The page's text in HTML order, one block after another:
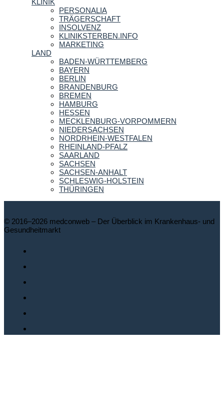
KLINIK
PERSONALIA
TRÄGERSCHAFT
INSOLVENZ
KLINIKSTERBEN.INFO
MARKETING
LAND
BADEN-WÜRTTEMBERG
BAYERN
BERLIN
BRANDENBURG
BREMEN
HAMBURG
HESSEN
MECKLENBURG-VORPOMMERN
NIEDERSACHSEN
NORDRHEIN-WESTFALEN
RHEINLAND-PFALZ
SAARLAND
SACHSEN
SACHSEN-ANHALT
SCHLESWIG-HOLSTEIN
THÜRINGEN
© 2016–2026 medconweb – Der Überblick im Krankenhaus- und
Gesundheitmarkt